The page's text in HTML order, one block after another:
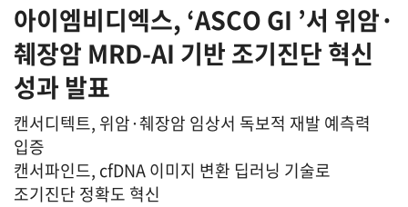
아이엠비디엑스, ‘ASCO GI ’서 위암·
췌장암 MRD-AI 기반 조기진단 혁신
성과 발표
캔서디텍트, 위암·췌장암 임상서 독보적 재발 예측력
입증
캔서파인드, cfDNA 이미지 변환 딥러닝 기술로
조기진단 정확도 혁신